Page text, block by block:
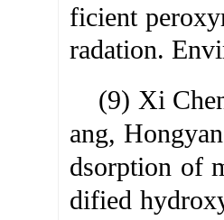
ficient
radation.
(9) Xi
ang,
dsorption of
dified